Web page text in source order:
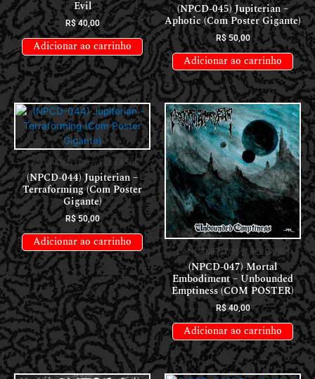
Evil
R$40,00
Adicionar ao carrinho
(NPCD-045) Jupiterian –
Aphotic (Com Poster Gigante)
R$50,00
Adicionar ao carrinho
LANÇAMENTOS // RELEASES
(NPCD-044) Jupiterian –
Terraforming (Com Poster
Gigante)
R$50,00
Adicionar ao carrinho
LANÇAMENTOS // RELEASES
(NPCD-047) Mortal
Embodiment – Unbounded
Emptiness (COM POSTER)
R$40,00
Adicionar ao carrinho